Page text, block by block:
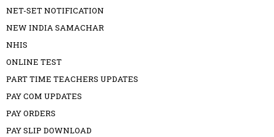
NET-SET NOTIFICATION
NEW INDIA SAMACHAR
NHIS
ONLINE TEST
PART TIME TEACHERS UPDATES
PAY COM UPDATES
PAY ORDERS
PAY SLIP DOWNLOAD